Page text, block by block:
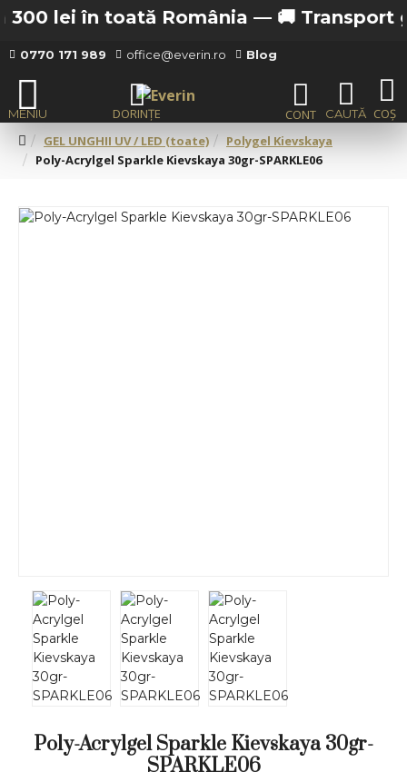
lei în toată România — 🚚 Transport
0770 171 989 office@everin.ro Blog
GEL UNGHII UV / LED (toate)
Polygel Kievskaya
Poly-Acrylgel Sparkle Kievskaya 30gr-SPARKLE06
Poly-Acrylgel Sparkle Kievskaya 30gr-
SPARKLE06